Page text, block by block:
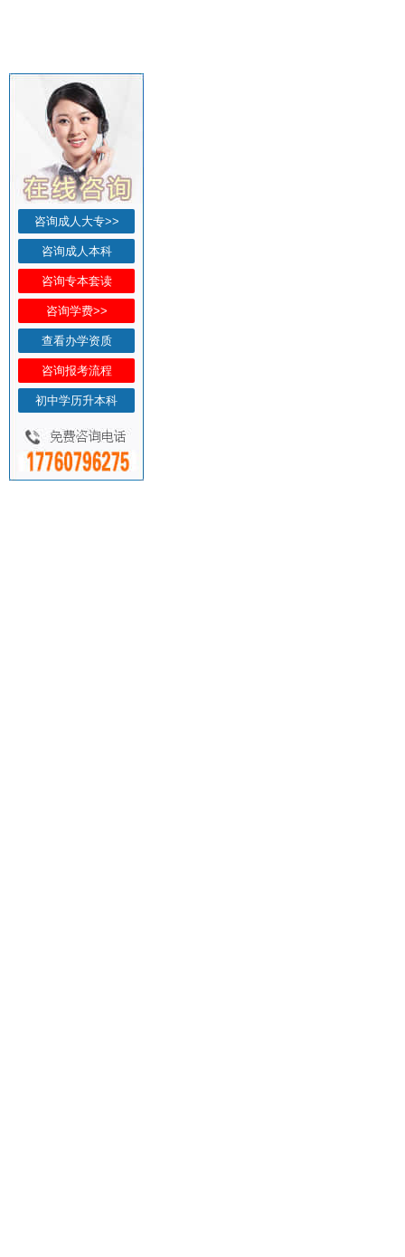
咨询成人大专>>
咨询成人本科
咨询专本套读
咨询学费>>
查看办学资质
咨询报考流程
初中学历升本科